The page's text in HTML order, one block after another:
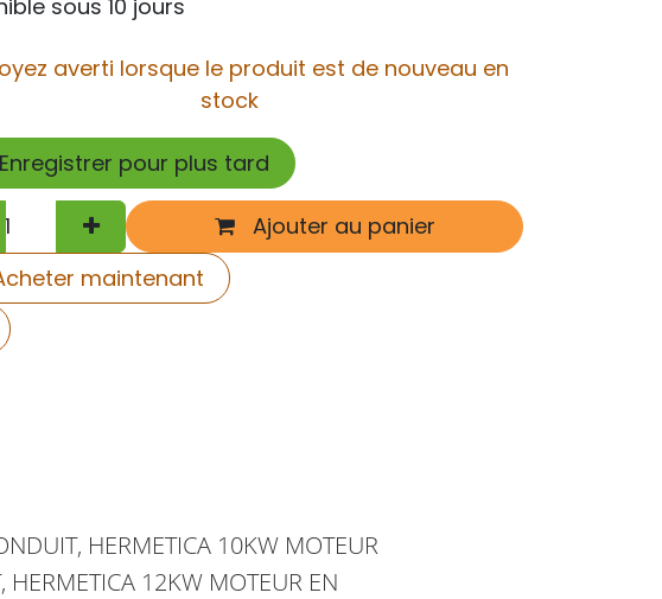
sous 10 jours
averti lorsque le produit est de nouveau en
stock
Enregistrer pour plus tard
Ajouter au panier
maintenant
HERMETICA 10KW MOTEUR
HERMETICA12KW MOTEUR EN